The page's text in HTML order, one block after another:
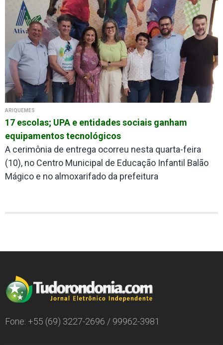
ARIQUEMES
17 escolas; UPA e entidades sociais ganham
equipamentos tecnológicos
A cerimônia de entrega ocorreu nesta quarta-feira
(10), no Centro Municipal de Educação Infantil Balão
Mágico e no almoxarifado da prefeitura
Fone: +55 (69) 3227-2696 / 99962-3981